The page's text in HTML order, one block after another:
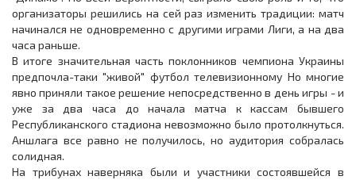
организаторы решились на сей раз изменить традиции: матч
начинался не одновременно с другими играми Лиги, а на два
часа раньше.
В итоге значительная часть поклонников чемпиона Украины
предпочла-таки "живой" футбол телевизионному Но многие
явно приняли такое решение непосредственно в день игры - и
уже за два часа до начала матча к кассам бывшего
Республиканского стадиона невозможно было протолкнуться.
Аншлага все равно не получилось, но аудитория собралась
солидная.
На трибунах наверняка были и участники состоявшейся в